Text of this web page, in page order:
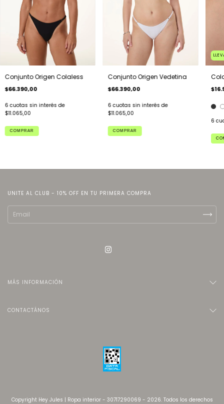
Conjunto Origen Colaless
$66.390,00
6 cuotas sin interés de
$11.065,00
COMPRAR
Conjunto Origen Vedetina
$66.390,00
6 cuotas sin interés de
$11.065,00
COMPRAR
6
UNITE AL CLUB - 10% OFF EN TU PRIMERA COMPRA
MÁS INFORMACIÓN
CONTACTÁNOS
Copyright Hey Jules | Ropa interior - 30717290069 - 2026. Todos los derechos